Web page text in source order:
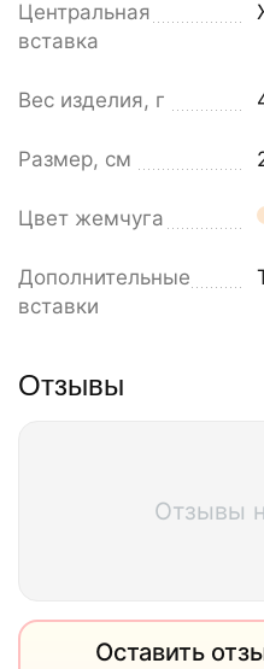
Центральная
вставка
Вес изделия, г
Размер, см
Цвет жемчуга
Дополнительные
вставки
Отзывы
Отзывы
Оставить